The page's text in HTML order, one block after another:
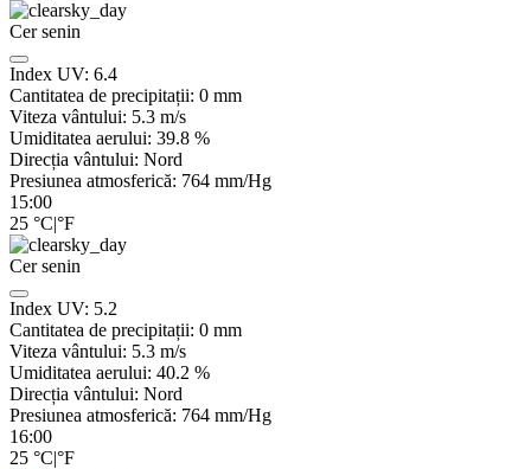
Cer senin
Index UV: 6.4
Cantitatea de precipitații: 0 mm
Viteza vântului: 5.3 m/s
Umiditatea aerului: 39.8 %
Direcția vântului: Nord
Presiunea atmosferică: 764 mm/Hg
15:00
25 °C|°F
Cer senin
Index UV: 5.2
Cantitatea de precipitații: 0 mm
Viteza vântului: 5.3 m/s
Umiditatea aerului: 40.2 %
Direcția vântului: Nord
Presiunea atmosferică: 764 mm/Hg
16:00
25 °C|°F